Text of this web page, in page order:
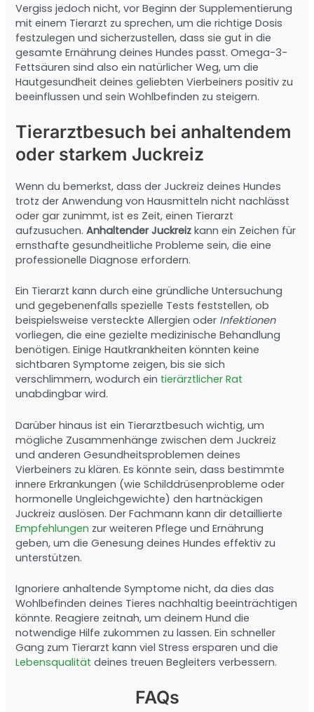
Vergiss jedoch nicht, vor Beginn der Supplementierung
mit einem Tierarzt zu sprechen, um die richtige Dosis
festzulegen und sicherzustellen, dass sie gut in die
gesamte Ernährung deines Hundes passt. Omega-3-
Fettsäuren sind also ein natürlicher Weg, um die
Hautgesundheit deines geliebten Vierbeiners positiv zu
beeinflussen und sein Wohlbefinden zu steigern.
Tierarztbesuch bei anhaltendem
oder starkem Juckreiz
Wenn du bemerkst, dass der Juckreiz deines Hundes
trotz der Anwendung von Hausmitteln nicht nachlässt
oder gar zunimmt, ist es Zeit, einen Tierarzt
aufzusuchen.Anhaltender Juckreiz kann ein Zeichen für
ernsthafte gesundheitliche Probleme sein, die eine
professionelle Diagnose erfordern.
Ein Tierarzt kann durch eine gründliche Untersuchung
und gegebenenfalls spezielle Tests feststellen, ob
beispielsweise versteckte Allergien oder Infektionen
vorliegen, die eine gezielte medizinische Behandlung
benötigen. Einige Hautkrankheiten könnten keine
sichtbaren Symptome zeigen, bis sie sich
verschlimmern, wodurch ein tierärztlicher Rat
unabdingbar wird.
Darüber hinaus ist ein Tierarztbesuch wichtig, um
mögliche Zusammenhänge zwischen dem Juckreiz
und anderen Gesundheitsproblemen deines
Vierbeiners zu klären. Es könnte sein, dass bestimmte
innere Erkrankungen (wie Schilddrüsenprobleme oder
hormonelle Ungleichgewichte) den hartnäckigen
Juckreiz auslösen. Der Fachmann kann dir detaillierte
Empfehlungen zur weiteren Pflege und Ernährung
geben, um die Genesung deines Hundes effektiv zu
unterstützen.
Ignoriere anhaltende Symptome nicht, da dies das
Wohlbefinden deines Tieres nachhaltig beeinträchtigen
könnte. Reagiere zeitnah, um deinem Hund die
notwendige Hilfe zukommen zu lassen. Ein schneller
Gang zum Tierarzt kann viel Stress ersparen und die
Lebensqualität deines treuen Begleiters verbessern.
FAQs